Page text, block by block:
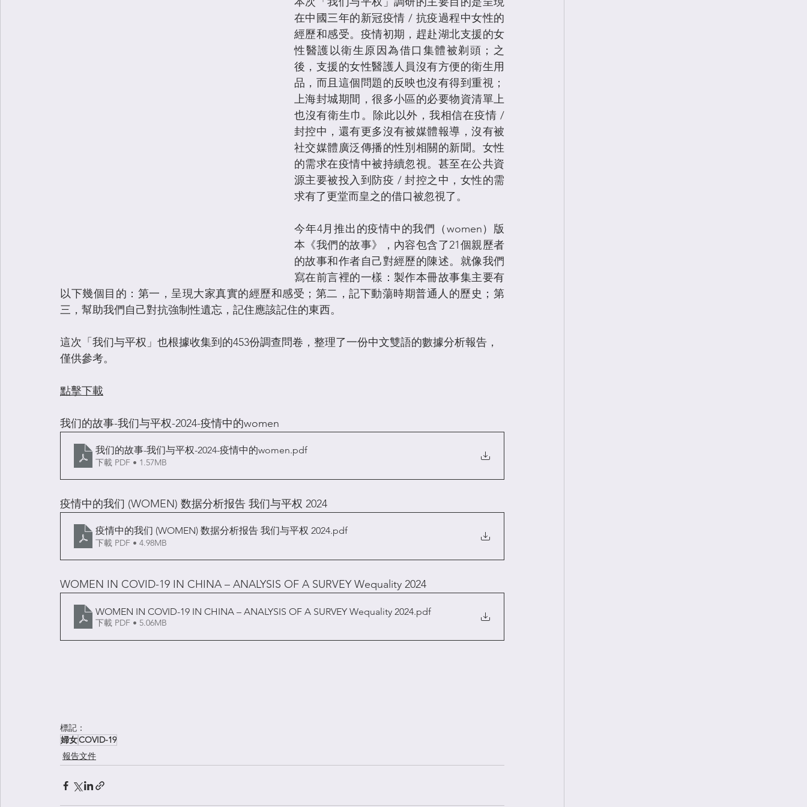
在中國三年的新冠疫情 / 抗疫過程中女性的
經歷和感受。疫情初期，趕赴湖北支援的女
性醫護以衛生原因為借口集體被剃頭；之
後，支援的女性醫護人員沒有方便的衛生用
品，而且這個問題的反映也沒有得到重視；
上海封城期間，很多小區的必要物資清單上
也沒有衛生巾。除此以外，我相信在疫情 /
封控中，還有更多沒有被媒體報導，沒有被
社交媒體廣泛傳播的性別相關的新聞。女性
的需求在疫情中被持續忽視。甚至在公共資
源主要被投入到防疫 / 封控之中，女性的需
求有了更堂而皇之的借口被忽視了。
今年4月推出的疫情中的我們（women）版
本《我們的故事》，內容包含了21個親歷者
的故事和作者自己對經歷的陳述。就像我們
寫在前言裡的一樣：製作本冊故事集主要有
以下幾個目的：第一，呈現大家真實的經歷和感受；第二，記下動蕩時期普通人的歷史；第
三，幫助我們自己對抗強制性遺忘，記住應該記住的東西。
這次 「 我们与平权」 也根據收集到的453份調查問卷，整理了一份中文雙語的數據分析報告，
僅供參考。
點擊下載
我们的故事-我们与平权-2024-疫情中的women
我们的故事-我们与平权-2024-疫情中的women.pdf
下載 PDF • 1.57MB
疫情中的我们 (WOMEN) 数据分析报告 我们与平权 2024
疫情中的我们 (WOMEN) 数据分析报告 我们与平权 2024.pdf
下載 PDF • 4.98MB
WOMEN IN COVID-19 IN CHINA – ANALYSIS OF A SURVEY Wequality 2024
WOMEN IN COVID-19 IN CHINA – ANALYSIS OF A SURVEY Wequality 2024.pdf
下載 PDF • 5.06MB
標記：
婦女COVID-19
報告文件